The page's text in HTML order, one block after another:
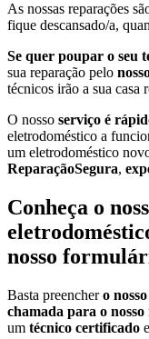
As nossas reparações
fique descansado/a,
Se quer poupar o seu
sua reparação pelo
técnicos irão a sua casa
O nosso serviço é
eletrodoméstico a
um eletrodoméstico
ReparaçãoSegura,
Conheça o
nosso
Basta preenchero
chamada para o
um técnico certificado